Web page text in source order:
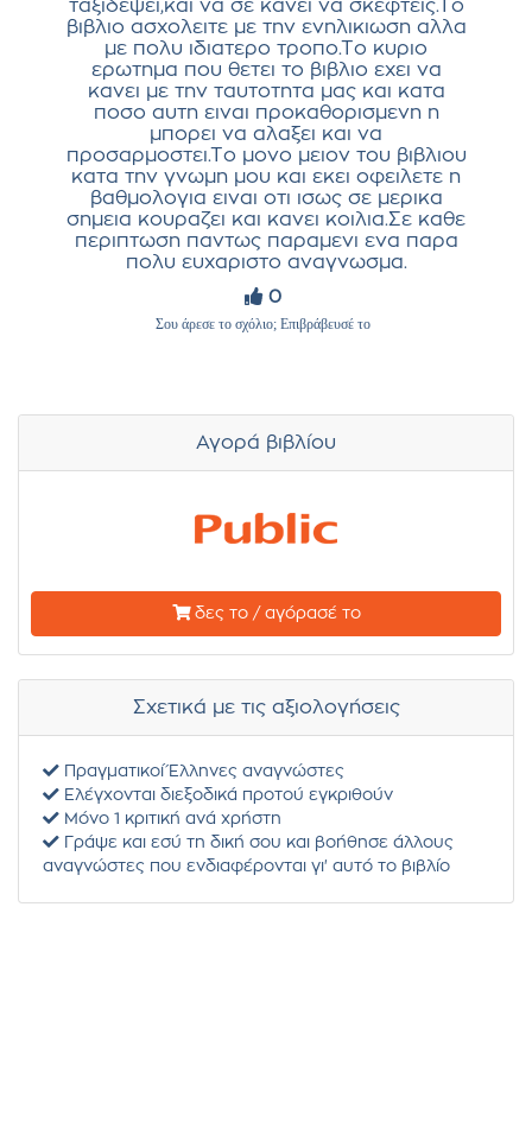
ταξιδεψει,και να σε κανει να σκεφτεις.Το
βιβλιο ασχολειτε με την ενηλικιωση αλλα
με πολυ ιδιατερο τροπο.Το κυριο
ερωτημα που θετει το βιβλιο εχει να
κανει με την ταυτοτητα μας και κατα
ποσο αυτη ειναι προκαθορισμενη η
μπορει να αλαξει και να
προσαρμοστει.Το μονο μειον του βιβλιου
κατα την γνωμη μου και εκει οφειλετε η
βαθμολογια ειναι οτι ισως σε μερικα
σημεια κουραζει και κανει κοιλια.Σε καθε
περιπτωση παντως παραμενι ενα παρα
πολυ ευχαριστο αναγνωσμα.
0
Σου άρεσε το σχόλιο; Επιβράβευσέ το
Αγορά βιβλίου
δες το / αγόρασέ το
Σχετικά με τις αξιολογήσεις
Πραγματικοί Έλληνες αναγνώστες
Ελέγχονται διεξοδικά προτού εγκριθούν
Μόνο 1 κριτική ανά χρήστη
Γράψε και εσύ τη δική σου και βοήθησε άλλους
αναγνώστες που ενδιαφέρονται γι' αυτό το βιβλίο